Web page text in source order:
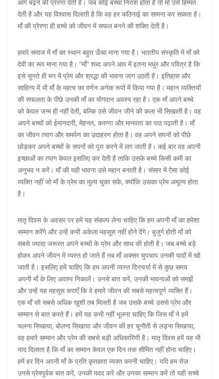
आगे बढ़ने की प्रेरणा देती है। जब कोई बच्चा निराश होता है तो माँ उसे हिम्मत
देती है और यह विश्वास दिलाती है कि वह हर कठिनाई का सामना कर सकता है।
माँ की प्रेरणा ही बच्चे को जीवन में सफल बनने की शक्ति देती है।
हमारे समाज में माँ का स्थान बहुत ऊँचा माना गया है। भारतीय संस्कृति में माँ को
देवी का रूप माना गया है। “माँ” शब्द अपने आप में इतना मधुर और पवित्र है कि
इसे सुनते ही मन में प्रेम और श्रद्धा की भावना जाग उठती है। इतिहास और
साहित्य में भी माँ के महत्व का वर्णन अनेक रूपों में किया गया है। महान व्यक्तियों
की सफलता के पीछे उनकी माँ का योगदान अवश्य रहा है। एक माँ अपने बच्चे
को केवल जन्म ही नहीं देती, बल्कि उसे जीवन जीने की कला भी सिखाती है। वह
अपने बच्चों को ईमानदारी, मेहनत, करुणा और मानवता का पाठ पढ़ाती है। माँ
का जीवन त्याग और समर्पण का उदाहरण होता है। वह अपने सपनों को पीछे
छोड़कर अपने बच्चों के सपनों को पूरा करने में लग जाती है। कई बार वह अपनी
इच्छाओं का त्याग केवल इसलिए कर देती है ताकि उसके बच्चे किसी कमी का
अनुभव न करें। माँ की यही भावना उसे महान बनाती है। संसार में ऐसा कोई
व्यक्ति नहीं जो माँ के प्रेम का मूल्य चुका सके, क्योंकि उसका प्रेम अमूल्य होता
है।
मातृ दिवस के अवसर पर हमें यह संकल्प लेना चाहिए कि हम अपनी माँ का हमेशा
सम्मान करेंगे और उन्हें कभी अकेला महसूस नहीं होने देंगे। बुजुर्ग होती माँ को
सबसे ज्यादा जरूरत अपने बच्चों के प्रेम और साथ की होती है। जब बच्चे बड़े
होकर अपने जीवन में व्यस्त हो जाते हैं तब माँ अक्सर चुपचाप उनकी यादों में खो
जाती है। इसलिए हमें चाहिए कि हम अपनी व्यस्त दिनचर्या में से कुछ समय
अपनी माँ के लिए अवश्य निकालें। उनसे बात करें, उनकी भावनाओं को समझें
और उन्हें यह महसूस कराएँ कि वे हमारे जीवन की सबसे महत्वपूर्ण व्यक्ति हैं।
एक माँ को सबसे अधिक खुशी तब मिलती है जब उसके बच्चे उससे प्रेम और
सम्मान से बात करते हैं। हमें यह कभी नहीं भूलना चाहिए कि जिस माँ ने हमें
चलना सिखाया, बोलना सिखाया और जीवन की हर चुनौती से लड़ना सिखाया,
वह हमारे सम्मान और प्रेम की सबसे बड़ी अधिकारिणी है। मातृ दिवस हमें यह भी
याद दिलाता है कि माँ का सम्मान केवल एक दिन तक सीमित नहीं होना चाहिए।
हमें हर दिन अपनी माँ के प्रति कृतज्ञता व्यक्त करनी चाहिए। यदि हम रोज़
उनसे प्रेमपूर्वक बात करें, उनकी मदद करें और उनका सम्मान करें तो यही सच्चे